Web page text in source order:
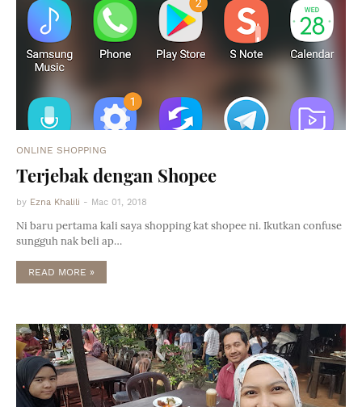
ONLINE SHOPPING
Terjebak dengan Shopee
by Ezna Khalili - Mac 01, 2018
Ni baru pertama kali saya shopping kat shopee ni. Ikutkan confuse
sungguh nak beli ap…
READ MORE »